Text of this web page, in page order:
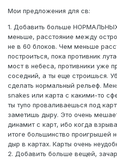
Мои предложения для св:
1. Добавить больше
меньше, расстояние между
не в 60 блоков. Чем меньше
построиться, пока противник
мост в небеса, противники уже
соседний, а ты еще строишься.
сделать нормальный рельеф.
snakes или карта с какими-то
ты тупо проваливаешься под
заметишь дыру. Это очень
динамит с карт, ибо когда
итоге большинство проигрышей
дыр в картах. Карты очень
2. Добавить больше вещей,